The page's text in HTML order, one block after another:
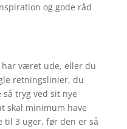
og gode råd
været ude, eller du
retningslinier, du
tryg ved sit nye
skal minimum have
til 3 uger, før den er så